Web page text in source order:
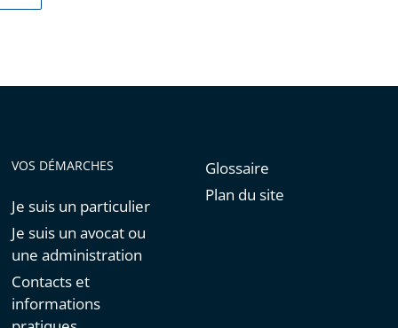
VOS DÉMARCHES
Je suis un particulier
Je suis un avocat ou
une administration
Contacts et
informations
Glossaire
Plan du site